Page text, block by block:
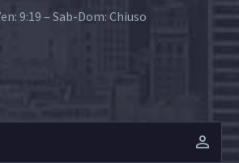
9:19 – Sab-Dom: Chiuso